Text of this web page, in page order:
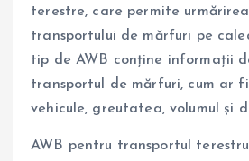
terestre, care permite
transportului de mărfuri pe
tip de AWB conține informații
transportul de mărfuri, cum ar
vehicule, greutatea, volumul și
AWB pentru transportul